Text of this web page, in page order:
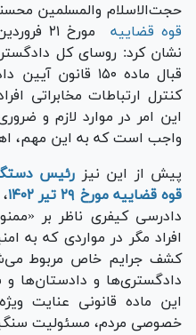
حجت‌الاسلام والمسلمین
قوه قضاییه
نشان کرد: روسای کل
قبال ماده ۱۵۰
کنترل ارتباطات مخابراتی
این امر در موارد لازم و
واجب است که به این مهم،
پیش از این نیز رئیس
قوه قضاییه مورخ ۲۹ تیر ۱۴۰۲
دادرسی کیفری ناظر بر
افراد مگر در مواردی که به
کشف جرایم خاص مربوط
دادگستری‌ها و دادستان‌ها و
این ماده قانونی عنایت
خصوصی مردم، مسئولیت